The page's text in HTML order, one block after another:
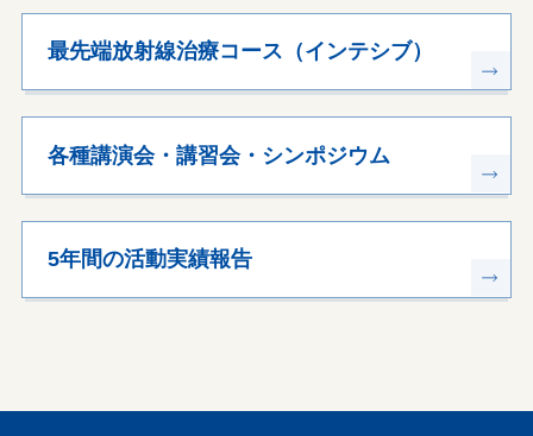
最先端放射線治療コース（インテシブ）
各種講演会・講習会・シンポジウム
5年間の活動実績報告